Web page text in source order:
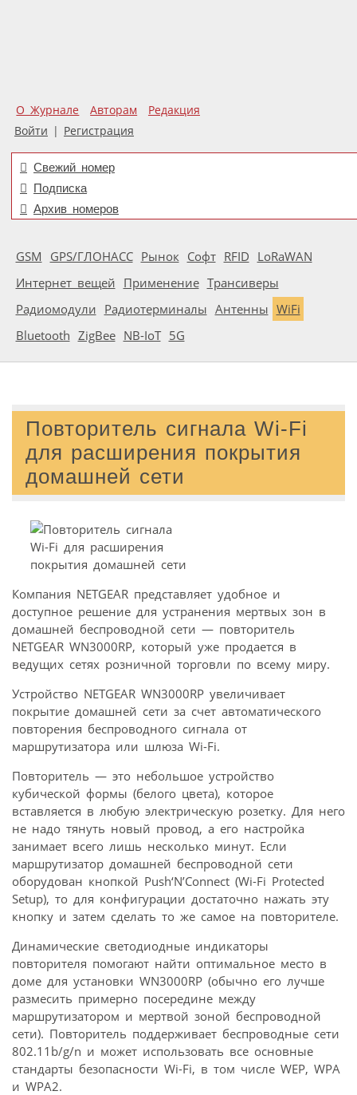
О Журнале Авторам
Редакция
Войти | Регистрация
Свежий номер
Подписка
Архив номеров
GSM GPS/ГЛОНАСС Рынок Софт RFID LoRaWAN
Интернет вещей Применение Трансиверы
Радиомодули Радиотерминалы Антенны WiFi
Bluetooth ZigBee NB-IoT 5G
Повторитель сигнала Wi-Fi
для расширения покрытия
домашней сети
Компания NETGEAR представляет удобное и
доступное решение для устранения мертвых зон в
домашней беспроводной сети — повторитель
NETGEAR WN3000RP, который уже продается в
ведущих сетях розничной торговли по всему миру.
Устройство NETGEAR WN3000RP увеличивает
покрытие домашней сети за счет автоматического
повторения беспроводного сигнала от
маршрутизатора или шлюза Wi-Fi.
Повторитель — это небольшое устройство
кубической формы (белого цвета), которое
вставляется в любую электрическую розетку. Для него
не надо тянуть новый провод, а его настройка
занимает всего лишь несколько минут. Если
маршрутизатор домашней беспроводной сети
оборудован кнопкой Push‘N’Connect (Wi-Fi Protected
Setup), то для конфигурации достаточно нажать эту
кнопку и затем сделать то же самое на повторителе.
Динамические светодиодные индикаторы
повторителя помогают найти оптимальное место в
доме для установки WN3000RP (обычно его лучше
размесить примерно посередине между
маршрутизатором и мертвой зоной беспроводной
сети). Повторитель поддерживает беспроводные сети
802.11b/g/n и может использовать все основные
стандарты безопасности Wi-Fi, в том числе WEP, WPA
и WPA2.